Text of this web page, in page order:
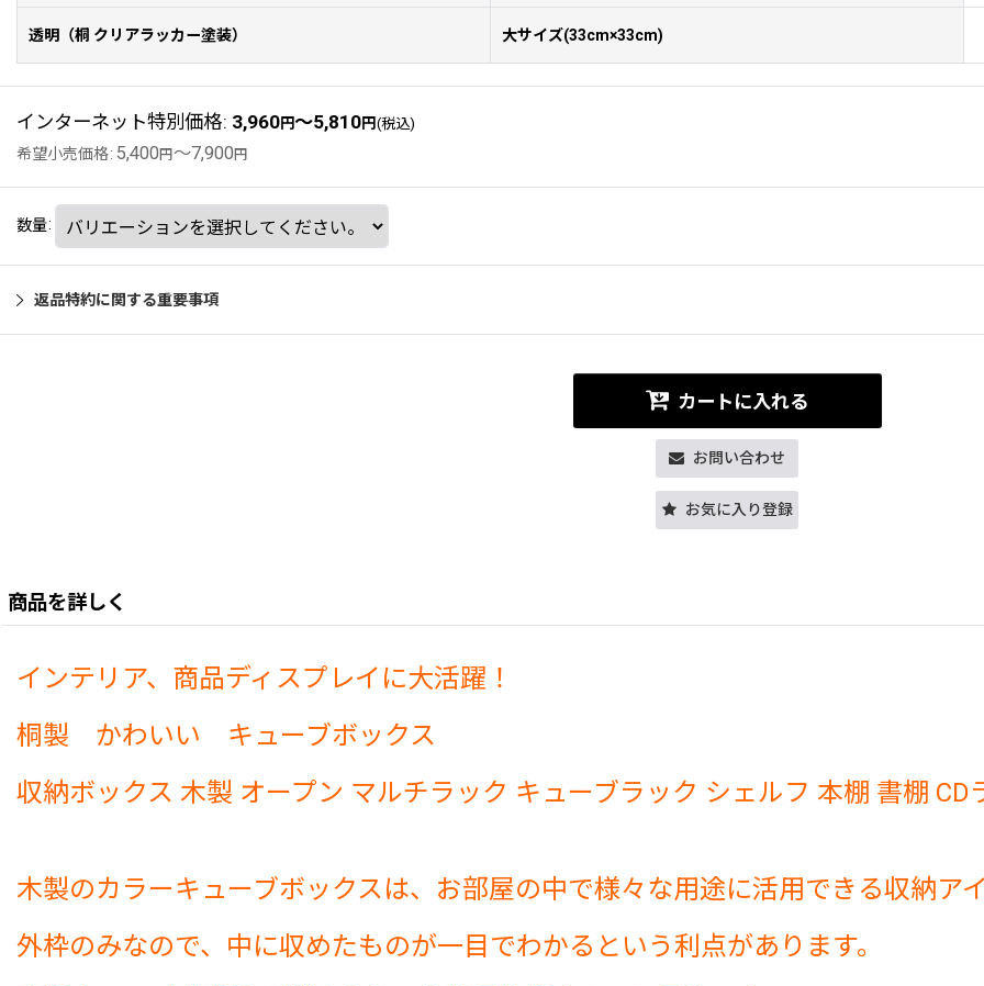
透明（桐 クリアラッカー塗装） 大サイズ(33cm×33cm)
インターネット特別価格: 3,960円～5,810円 (税込)
希望小売価格: 5,400円～7,900円
数量:
返品特約に関する重要事項
カートに入れる
お問い合わせ
お気に入り登録
商品を詳しく
インテリア、商品ディスプレイに大活躍！
桐製 かわいい キューブボックス
収納ボックス 木製 オープン マルチラック キューブラック シェルフ 本棚 書棚 CD
木製のカラーキューブボックスは、お部屋の中で様々な用途に活用できる収納ア
外枠のみなので、中に収めたものが一目でわかるという利点があります。